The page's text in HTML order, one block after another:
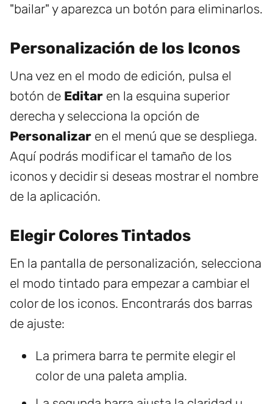
"bailar" y aparezca un botón para eliminarlos.
Personalización de los Iconos
Una vez en el modo de edición, pulsa el
botón de Editar en la esquina superior
derecha y selecciona la opción de
Personalizar en el menú que se despliega.
Aquí podrás modificar el tamaño de los
iconos y decidir si deseas mostrar el nombre
de la aplicación.
Elegir Colores Tintados
En la pantalla de personalización, selecciona
el modo tintado para empezar a cambiar el
color de los iconos. Encontrarás dos barras
de ajuste:
La primera barra te permite elegir el
color de una paleta amplia.